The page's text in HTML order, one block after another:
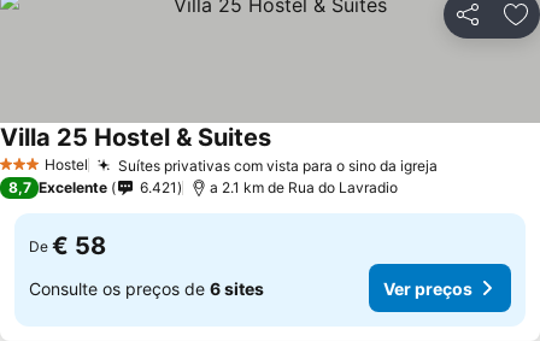
Partilhar
3 EstrelasHostel Suítes privativas com vista para o sino da igreja
Villa 25 Hostel & Suites
8,7 Excelente 6.421 a 2.1 km de Rua do Lavradio
De € 58
Consulte os preços de 6 sites Ver preços